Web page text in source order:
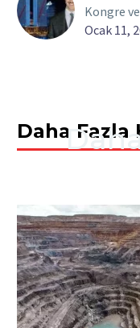
Kongre
Ocak 11,
Daha Fazla